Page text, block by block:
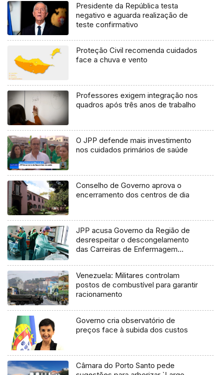
Presidente da República testa
negativo e aguarda realização de
teste confirmativo
Proteção Civil recomenda cuidados
face a chuva e vento
Professores exigem integração nos
quadros após três anos de trabalho
O JPP defende mais investimento
nos cuidados primários de saúde
Conselho de Governo aprova o
encerramento dos centros de dia
JPP acusa Governo da Região de
desrespeitar o descongelamento
das Carreiras de Enfermagem
Venezuela: Militares controlam
postos de combustível para garantir
racionamento
Governo cria observatório de
preços face à subida dos custos
Câmara do Porto Santo pede